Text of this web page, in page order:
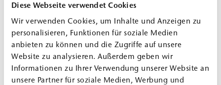
Diese Webseite verwendet Cookies
Wir verwenden Cookies, um Inhalte und Anzeigen zu
personalisieren, Funktionen für soziale Medien
anbieten zu können und die Zugriffe auf unsere
Website zu analysieren. Außerdem geben wir
Informationen zu Ihrer Verwendung unserer Website an
unsere Partner für soziale Medien, Werbung und